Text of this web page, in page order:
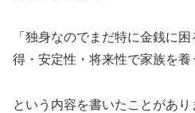
「独身なのでまだ特に金銭に
得・安定性・将来性で家族を養
という内容を書いたことがあ